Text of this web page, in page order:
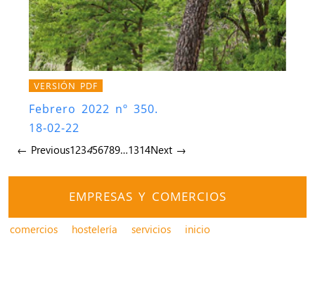
VERSIÓN PDF
Febrero 2022 nº 350.
18-02-22
← Previous123456789…1314Next →
EMPRESAS Y COMERCIOS
comercios hostelería servicios inicio